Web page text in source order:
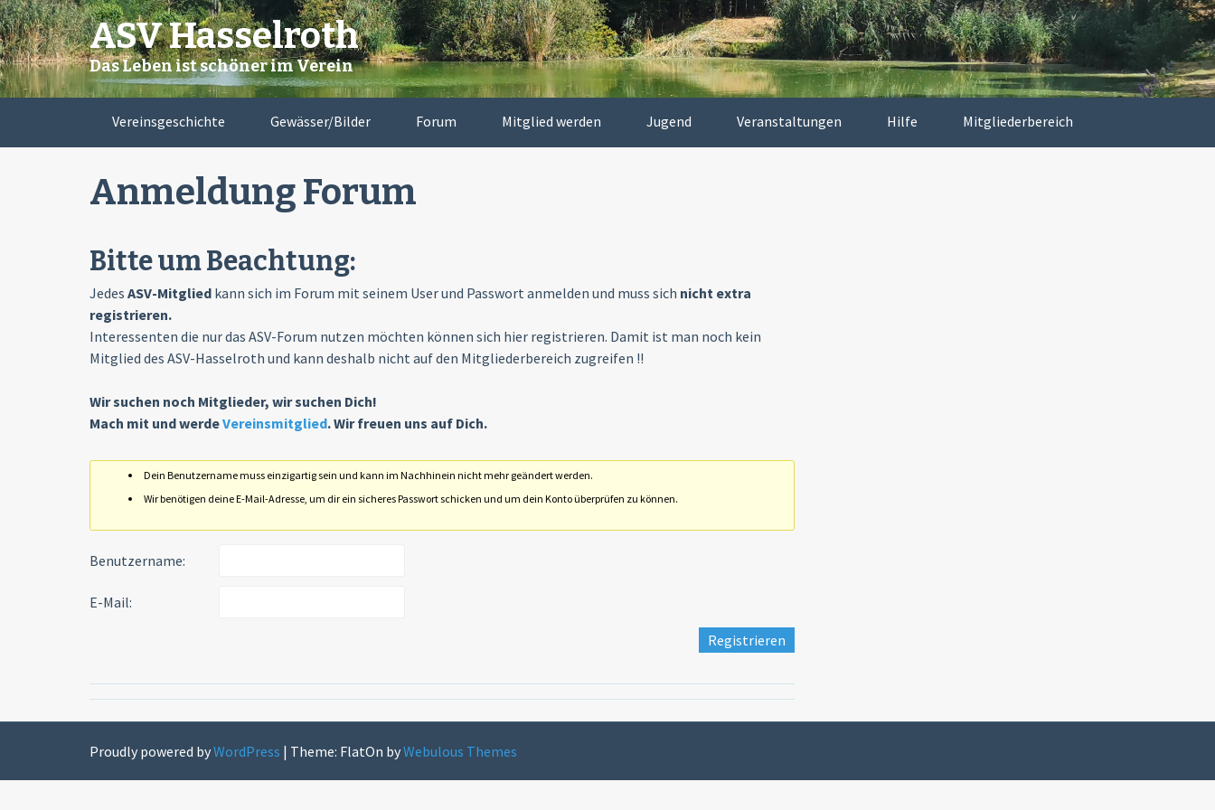
Skip
to
content
ASV Hasselroth
Das Leben ist schöner im Verein
Vereinsgeschichte Gewässer/Bilder Forum Mitglied werden Jugend Veranstaltungen Hilfe Mitgliederbereich
Anmeldung Forum
Bitte um Beachtung:
Jedes ASV-Mitgliedkann sich im Forum mit seinem User und Passwort anmelden und muss sich nicht extra
registrieren.
Interessenten die nur das ASV-Forum nutzen möchten können sich hier registrieren. Damit ist man noch kein
Mitglied des ASV-Hasselroth und kann deshalb nicht auf den Mitgliederbereich zugreifen !!
Wir suchen noch Mitglieder, wir suchen Dich!
Mach mit und werdeVereinsmitglied. Wir freuen uns auf Dich.
Dein Benutzername muss einzigartig sein und kann im Nachhinein nicht mehr geändert werden.
Wir benötigen deine E-Mail-Adresse, um dir ein sicheres Passwort schicken und um dein Konto überprüfen zu können.
Benutzername:
E-Mail:
Registrieren
Proudly powered byWordPress | Theme: FlatOn byWebulous Themes